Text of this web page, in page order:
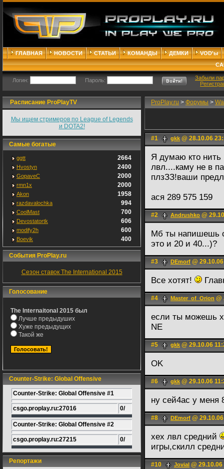
ГЛАВНАЯ НОВОСТИ СТАТЬИ КОМАНДЫ ДЕМКИ
VOD'ы
Логин: Пароль:
Забыли
Расписание ProPlayTV
Мы ищем стримеров по League of Legends
и DOTA2!
Самые богатые
ggtt 2664
Hvostyn 2400
GopaveC 2000
rmn1x 2000
Akon 1958
razdavalochka 994
CoolMast 700
Devostatortk 606
modify2h 600
Boevik 400
События ProPlay.ru
Сезон ставок The International 2015
Голосование
The Internaitonal 2015 был
Лучше предыдуших
Хуже предыдущих
Такой же
Counter-Strike: Global Offensive
Counter-Strike: Global Offensive #1
csgo.proplay.ru:27016 0/
Counter-Strike: Global Offensive #2
csgo.proplay.ru:27215 0/
Репортажи
ProPlay.ru > Форумы >
#1 gkk @ 28.10.06
Я думаю кто нить
лвл....каму не в
плзЗЗ!ваши
ася 289 575 159
#2 Andrushko @
Мб ты напишешь
это и 20 и 40...)?
#3 DEmorf @
Все хотят!
#4 Master_of_Orion @
если ты можешь
NE
#5 gkk @ 29.10.06
OK
#6 gkk @ 29.10.06
ну сей4ас у меня
#8 DEmorf @
хех лвл средний
игры,скилл
#10 Jovial @